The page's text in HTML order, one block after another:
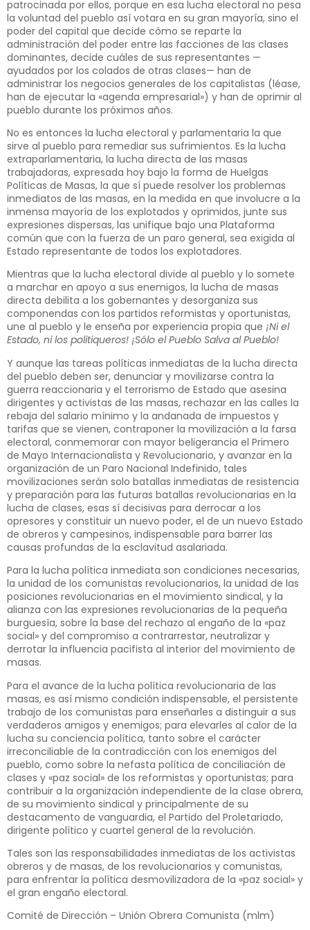
patrocinada por ellos, porque en esa lucha electoral no pesa
la voluntad del pueblo así votara en su gran mayoría, sino el
poder del capital que decide cómo se reparte la
administración del poder entre las facciones de las clases
dominantes, decide cuáles de sus representantes —
ayudados por los colados de otras clases— han de
administrar los negocios generales de los capitalistas (léase,
han de ejecutar la «agenda empresarial») y han de oprimir al
pueblo durante los próximos años.
No es entonces la lucha electoral y parlamentaria la que
sirve al pueblo para remediar sus sufrimientos. Es la lucha
extraparlamentaria, la lucha directa de las masas
trabajadoras, expresada hoy bajo la forma de Huelgas
Políticas de Masas, la que sí puede resolver los problemas
inmediatos de las masas, en la medida en que involucre a la
inmensa mayoría de los explotados y oprimidos, junte sus
expresiones dispersas, las unifique bajo una Plataforma
común que con la fuerza de un paro general, sea exigida al
Estado representante de todos los explotadores.
Mientras que la lucha electoral divide al pueblo y lo somete
a marchar en apoyo a sus enemigos, la lucha de masas
directa debilita a los gobernantes y desorganiza sus
componendas con los partidos reformistas y oportunistas,
une al pueblo y le enseña por experiencia propia que ¡Ni el
Estado, ni los politiqueros! ¡Sólo el Pueblo Salva al Pueblo!
Y aunque las tareas políticas inmediatas de la lucha directa
del pueblo deben ser, denunciar y movilizarse contra la
guerra reaccionaria y el terrorismo de Estado que asesina
dirigentes y activistas de las masas, rechazar en las calles la
rebaja del salario mínimo y la andanada de impuestos y
tarifas que se vienen, contraponer la movilización a la farsa
electoral, conmemorar con mayor beligerancia el Primero
de Mayo Internacionalista y Revolucionario, y avanzar en la
organización de un Paro Nacional Indefinido, tales
movilizaciones serán solo batallas inmediatas de resistencia
y preparación para las futuras batallas revolucionarias en la
lucha de clases, esas sí decisivas para derrocar a los
opresores y constituir un nuevo poder, el de un nuevo Estado
de obreros y campesinos, indispensable para barrer las
causas profundas de la esclavitud asalariada.
Para la lucha política inmediata son condiciones necesarias,
la unidad de los comunistas revolucionarios, la unidad de las
posiciones revolucionarias en el movimiento sindical, y la
alianza con las expresiones revolucionarias de la pequeña
burguesía, sobre la base del rechazo al engaño de la «paz
social» y del compromiso a contrarrestar, neutralizar y
derrotar la influencia pacifista al interior del movimiento de
masas.
Para el avance de la lucha política revolucionaria de las
masas, es así mismo condición indispensable, el persistente
trabajo de los comunistas para enseñarles a distinguir a sus
verdaderos amigos y enemigos; para elevarles al calor de la
lucha su conciencia política, tanto sobre el carácter
irreconciliable de la contradicción con los enemigos del
pueblo, como sobre la nefasta política de conciliación de
clases y «paz social» de los reformistas y oportunistas; para
contribuir a la organización independiente de la clase obrera,
de su movimiento sindical y principalmente de su
destacamento de vanguardia, el Partido del Proletariado,
dirigente político y cuartel general de la revolución.
Tales son las responsabilidades inmediatas de los activistas
obreros y de masas, de los revolucionarios y comunistas,
para enfrentar la política desmovilizadora de la «paz social» y
el gran engaño electoral.
Comité de Dirección – Unión Obrera Comunista (mlm)